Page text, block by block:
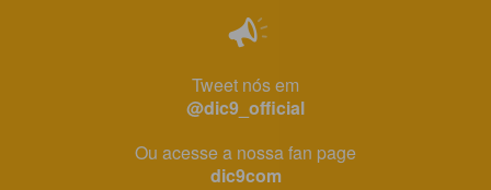
Tweet nós em
@dic9_official
Ou acesse a nossa fan page
dic9com